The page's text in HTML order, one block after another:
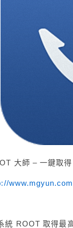
大師 – 一鍵取
統 ROOT 取得最